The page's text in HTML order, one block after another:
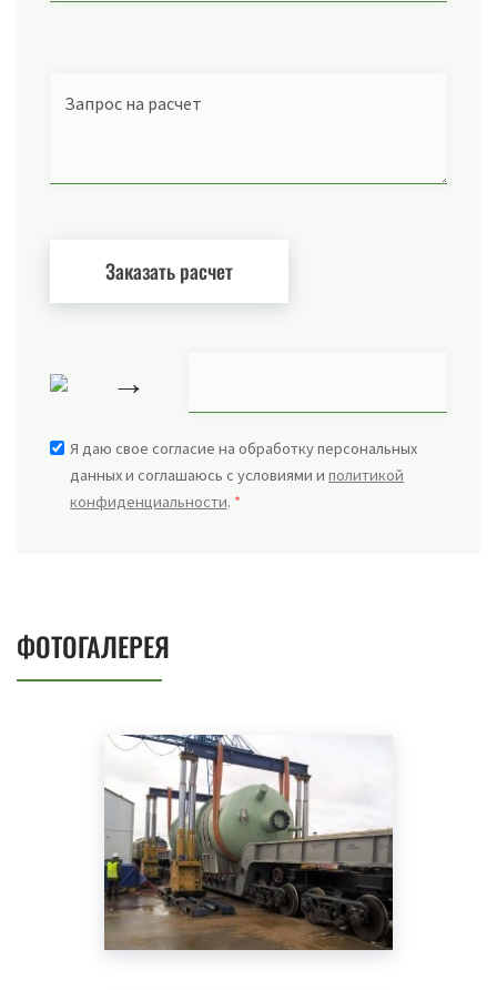
Запрос на расчет
→
Я даю свое согласие на обработку персональных
данных и соглашаюсь с условиями и политикой
конфиденциальности. *
ФОТОГАЛЕРЕЯ